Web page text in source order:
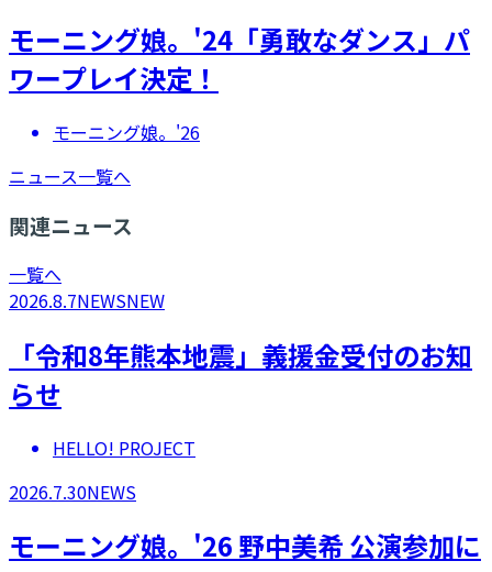
モーニング娘。'24「勇敢なダンス」パ
ワープレイ決定！
モーニング娘。'26
ニュース一覧へ
関連ニュース
一覧へ
2026.8.7NEWSNEW
「令和8年熊本地震」義援金受付のお知
らせ
HELLO! PROJECT
2026.7.30NEWS
モーニング娘。'26 野中美希 公演参加に